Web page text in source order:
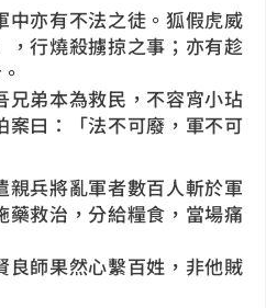
中亦有不法之徒。狐假虎威
，行燒殺擄掠之事；亦有趁
兄弟本為救民，不容宵小玷
案曰：「法不可廢，軍不可
親兵將亂軍者數百人斬於軍
藥救治，分給糧食，當場痛
良師果然心繫百姓，非他賊